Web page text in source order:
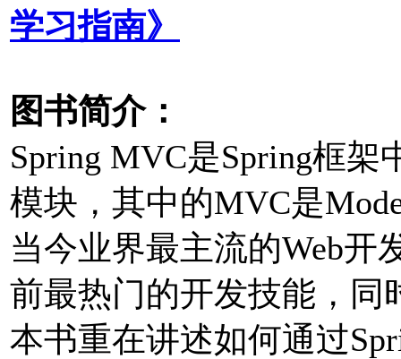
学习指南》
图书简介：
Spring MVC是Spring框架
模块，其中的MVC是
当今业界最主流的Web开
前最热门的开发技能，同
本书重在讲述如何通过